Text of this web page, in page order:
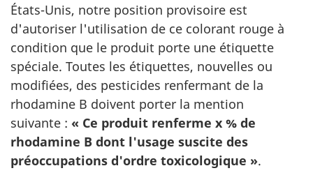
États-Unis, notre position provisoire est
d'autoriser l'utilisation de ce colorant rouge à
condition que le produit porte une étiquette
spéciale. Toutes les étiquettes, nouvelles ou
modifiées, des pesticides renfermant de la
rhodamine B doivent porter la mention
suivante : « Ce produit renferme x % de
rhodamine B dont l'usage suscite des
préoccupations d'ordre toxicologique ».